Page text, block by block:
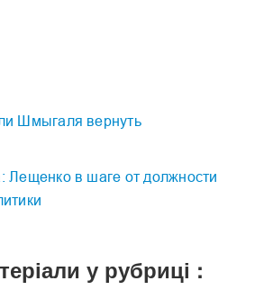
Шмыгаля вернуть
Лещенко в шаге от должности
у рубриці :